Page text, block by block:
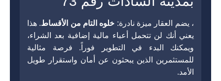
، يضم العقار ميزة نادرة: خلوه التام من الأقساط. هذا
يعني أنك لن تتحمل أعباء مالية إضافية بعد الشراء،
ويمكنك البدء في التطوير فوراً. فرصة مثالية
للمستثمرين الذين يبحثون عن أمان واستقرار طويل
الأمد.